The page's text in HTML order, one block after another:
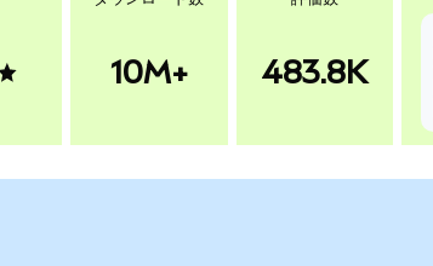
10M+ 483.8K